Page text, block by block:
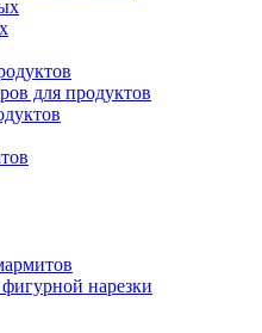
для продуктов
нарезки